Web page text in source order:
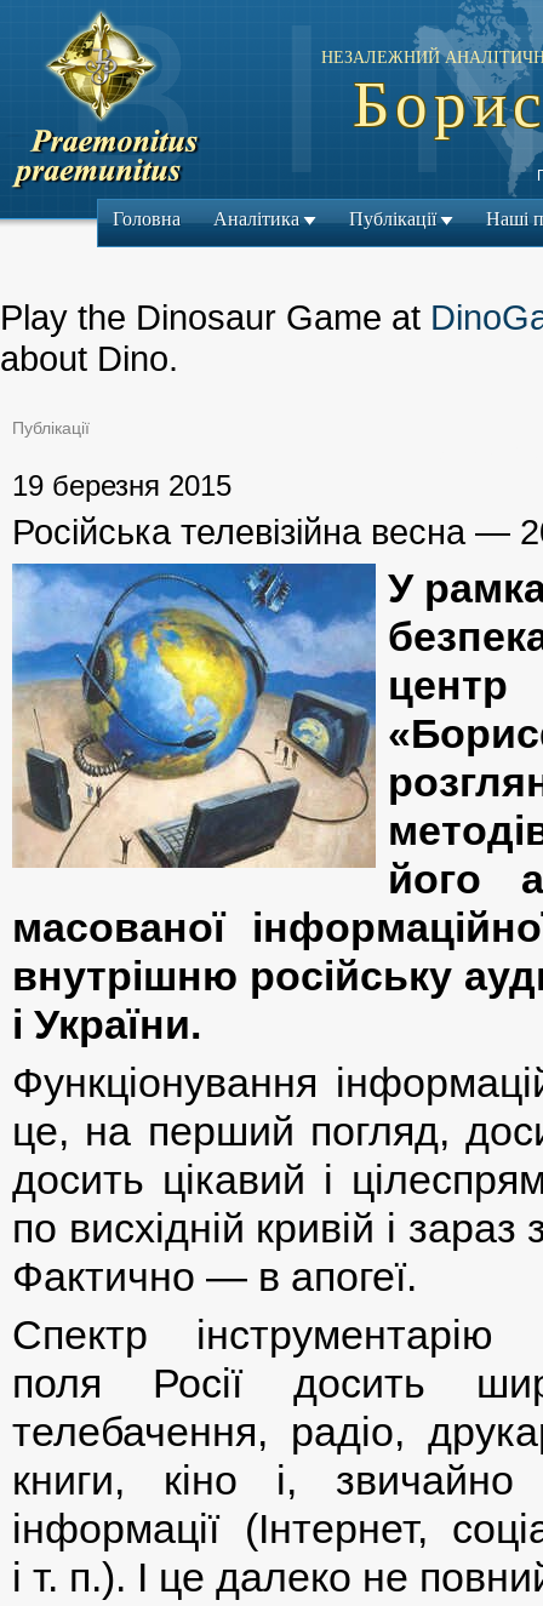
НЕЗАЛЕЖНИЙ
Головна Аналітика Публікації Наші
Play the Dinosaur Game at
about Dino.
Публікації
19 березня 2015
Російська телевізійна весна —
У
центр
його
масованої
внутрішню російську
і України.
Функціонування
це, на перший погляд,
досить цікавий і
по висхідній кривій і
Фактично — в апогеї.
Спектр інструментарію
поля Росії досить
телебачення, радіо,
книги, кіно і,
інформації (Інтернет,
і т. п.). І це далеко не